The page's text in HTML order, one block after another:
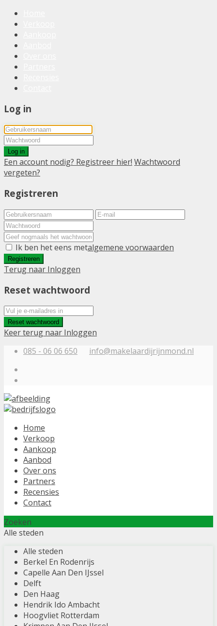
Log in
Log in
Een account nodig? Registreer hier! Wachtwoord
vergeten?
Registreren
Ik ben het eens metalgemene voorwaarden
Registreren
Terug naar Inloggen
Reset wachtwoord
Reset wachtwoord
Keer terug naar Inloggen
085 - 06 06 650
info@makelaardijrijnmond.nl
Home
Verkoop
Aankoop
Aanbod
Over ons
Partners
Recensies
Contact
Zoeken
Alle steden
Alle steden
Berkel En Rodenrijs
Capelle Aan Den IJssel
Delft
Den Haag
Hendrik Ido Ambacht
Hoogvliet Rotterdam